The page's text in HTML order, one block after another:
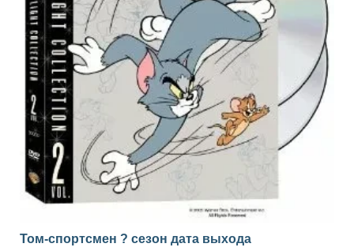
Том-спортсмен ? сезон дата выхода